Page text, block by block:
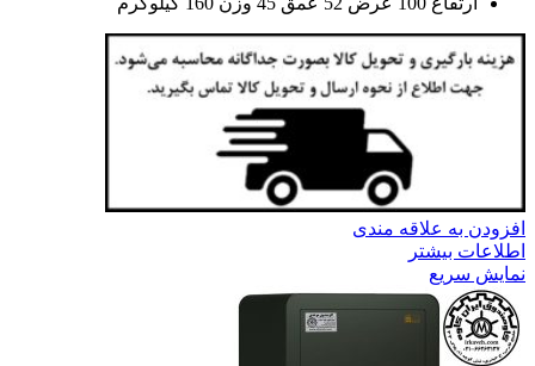
افزودن به علاقه مندی
اطلاعات بیشتر
نمایش سریع